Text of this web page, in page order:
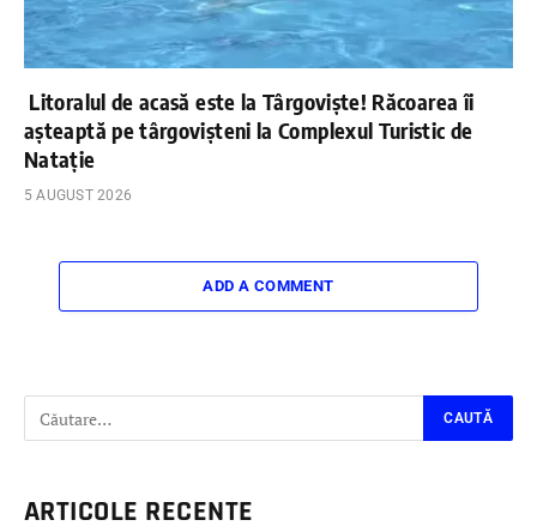
Litoralul de acasă este la Târgoviște! Răcoarea îi
așteaptă pe târgovișteni la Complexul Turistic de
Natație
5 AUGUST 2026
ADD A COMMENT
ARTICOLE RECENTE